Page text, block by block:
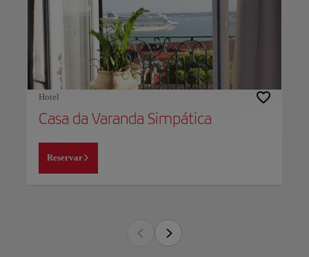
Hotel
Casa da Varanda Simpática
Reservar